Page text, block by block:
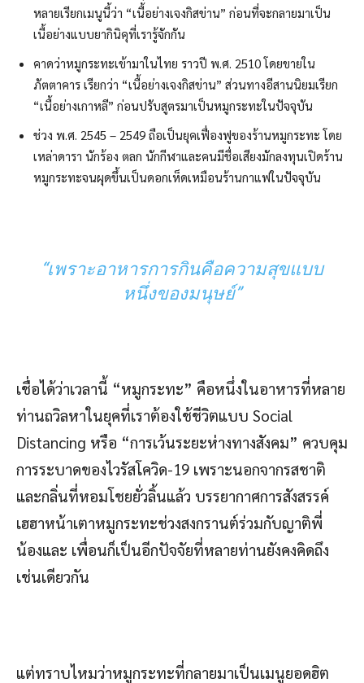
หลายเรียกเมนูนี้ว่า “เนื้อย่างเจงกิสข่าน” ก่อนที่จะกลายมาเป็น
เนื้อย่างแบบยากินิคุที่เรารู้จักกัน
คาดว่าหมูกระทะเข้ามาในไทย ราวปี พ.ศ. 2510 โดยขายใน
ภัตตาคาร เรียกว่า “เนื้อย่างเจงกิสข่าน” ส่วนทางอีสานนิยมเรียก
“เนื้อย่างเกาหลี” ก่อนปรับสูตรมาเป็นหมูกระทะในปัจจุบัน
ช่วง พ.ศ. 2545 – 2549 ถือเป็นยุคเฟื่องฟูของร้านหมูกระทะ โดย
เหล่าดารา นักร้อง ตลก นักกีฬาและคนมีชื่อเสียงมักลงทุนเปิดร้าน
หมูกระทะจนผุดขึ้นเป็นดอกเห็ดเหมือนร้านกาแฟในปัจจุบัน
“เพราะอาหารการกินคือความสุขแบบ
หนึ่งของมนุษย์”
เชื่อได้ว่าเวลานี้ “หมูกระทะ” คือหนึ่งในอาหารที่หลาย
ท่านถวิลหาในยุคที่เราต้องใช้ชีวิตแบบ Social
Distancing หรือ “การเว้นระยะห่างทางสังคม” ควบคุม
การระบาดของไวรัสโควิด-19 เพราะนอกจากรสชาติ
และกลิ่นที่หอมโชยยั่วลิ้นแล้ว บรรยากาศการสังสรรค์
เฮฮาหน้าเตาหมูกระทะช่วงสงกรานต์ร่วมกับญาติพี่
น้องและ เพื่อนก็เป็นอีกปัจจัยที่หลายท่านยังคงคิดถึง
เช่นเดียวกัน
แต่ทราบไหมว่าหมูกระทะที่กลายมาเป็นเมนูยอดฮิต